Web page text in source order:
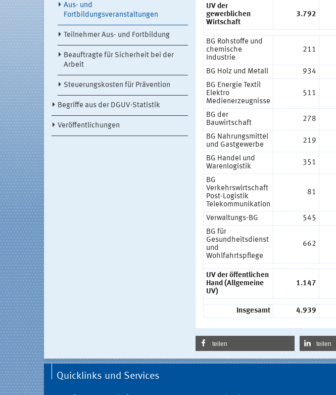
Aus- und
Fortbildungsveranstaltungen
Teilnehmer Aus- und Fortbildung
Beauftragte für Sicherheit bei der
Arbeit
Steuerungskosten für Prävention
Begriffe aus der DGUV-Statistik
Veröffentlichungen
UV der
gewerblichen
Wirtschaft
3.792
BG Rohstoffe und
chemische
Industrie
211
BG Holz und Metall 934
BG Energie Textil
Elektro
Medienerzeugnisse
511
BG der
Bauwirtschaft
278
BG Nahrungsmittel
und Gastgewerbe
219
BG Handel und
Warenlogistik
351
BG
Verkehrswirtschaft
Post-Logistik
Telekommunikation
81
Verwaltungs-BG 545
BG für
Gesundheitsdienst
und
Wohlfahrtspflege
662
UV der öffentlichen
Hand (Allgemeine
UV)
1.147
Insgesamt 4.939
teilen teilen
Quicklinks und Services